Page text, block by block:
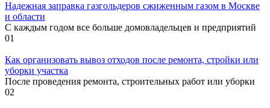
Надежная заправка газгольдеров сжиженным газом в Москве
и области
С каждым годом все больше домовладельцев и предприятий
01
Как организовать вывоз отходов после ремонта, стройки или
уборки участка
После проведения ремонта, строительных работ или уборки
02